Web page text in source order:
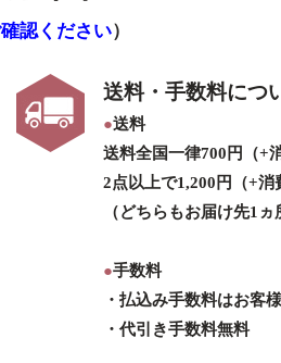
認ください）
送料・手数料につ
●送料
送料全国一律700円（+
2点以上で1,200円（+消
（どちらもお届け先1ヵ
●手数料
・払込み手数料はお客
・代引き手数料無料